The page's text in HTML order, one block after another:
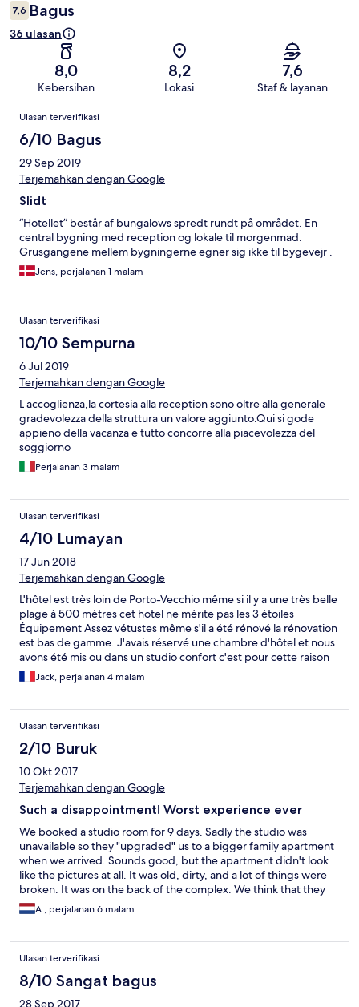
7,6 Bagus
36 ulasan
8,0
Kebersihan
8,2
Lokasi
7,6
Staf & layanan
Ulasan
Ulasan terverifikasi
6/10 Bagus
29 Sep 2019
Terjemahkan dengan Google
Slidt
“Hotellet” består af bungalows spredt rundt på området. En
central bygning med reception og lokale til morgenmad.
Grusgangene mellem bygningerne egner sig ikke til bygevejr .
Jens, perjalanan 1 malam
Ulasan terverifikasi
10/10 Sempurna
6 Jul 2019
Terjemahkan dengan Google
L accoglienza,la cortesia alla reception sono oltre alla generale
gradevolezza della struttura un valore aggiunto.Qui si gode
appieno della vacanza e tutto concorre alla piacevolezza del
soggiorno
Perjalanan 3 malam
Ulasan terverifikasi
4/10 Lumayan
17 Jun 2018
Terjemahkan dengan Google
L'hôtel est très loin de Porto-Vecchio même si il y a une très belle
plage à 500 mètres cet hotel ne mérite pas les 3 étoiles
Équipement Assez vétustes même s'il a été rénové la rénovation
est bas de gamme. J'avais réservé une chambre d'hôtel et nous
avons été mis ou dans un studio confort c'est pour cette raison
que nous n'avons pas eu également le ménage tous les jours....
bref l'endroit est très jolie mais très loin de tout pas de chemin
rejoindre un endroit plus animé
Jack, perjalanan 4 malam
Ulasan terverifikasi
2/10 Buruk
10 Okt 2017
Terjemahkan dengan Google
Such a disappointment! Worst experience ever
We booked a studio room for 9 days. Sadly the studio was
unavailable so they "upgraded" us to a bigger family apartment
when we arrived. Sounds good, but the apartment didn't look
like the pictures at all. It was old, dirty, and a lot of things were
broken. It was on the back of the complex. We think that they
gave us this room because we had a "no cancellation booking" in
high season. After one night in this apartment, we were so sad
started jelling at us after we told her. Very unprofessional
because we stayed friendly and there was no reason to shout.
After a lot of backpack holidays in a lot of different hotels, I can
tell you one thing. It was the worst stay ever. Totally not worth
A., perjalanan 6 malam
Ulasan terverifikasi
8/10 Sangat bagus
28 Sep 2017